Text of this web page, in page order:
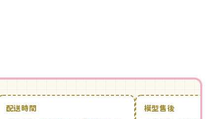
配送時間 模型售後